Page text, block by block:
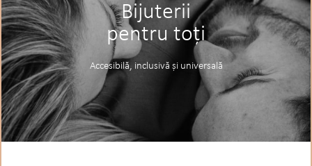
Bijuterii
pentru toți
Accesibilă, inclusivă și universală